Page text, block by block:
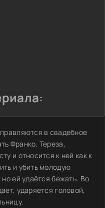
в свадебное
Франко, Тереза,
и относится к ней как к
и убить молодую
ей удаётся бежать. Во
ударяется головой,